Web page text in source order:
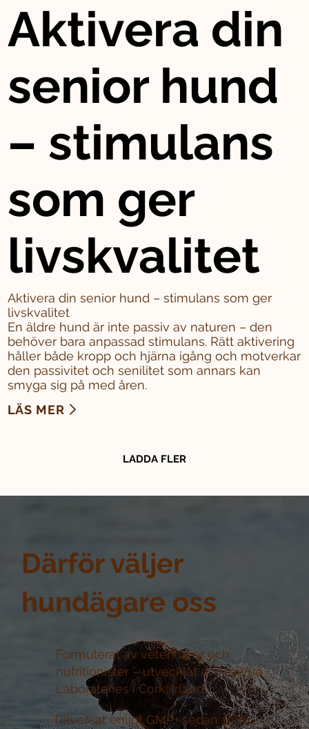
Därför väljer
hundägare oss
Formulerat av veterinärer och
nutritionister –utvecklat av Mervue
Laboratories i Cork, Irland
Tillverkat enligt GMP+ sedan 1986 –
Aktivera din
senior hund
– stimulans
som ger
livskvalitet
Aktivera din senior hund – stimulans som ger
livskvalitet
En äldre hund är inte passiv av naturen – den
behöver bara anpassad stimulans. Rätt aktivering
håller både kropp och hjärna igång och motverkar
den passivitet och senilitet som annars kan
smyga sig på med åren.
LÄS MER
LADDA FLER